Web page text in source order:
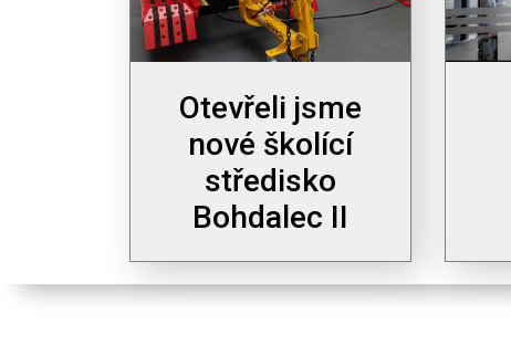
Otevřeli jsme
nové školící
středisko
Bohdalec II